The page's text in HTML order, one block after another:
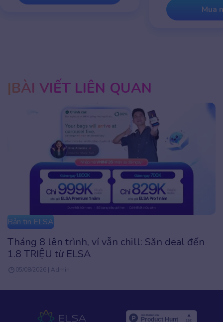
BÀI VIẾT LIÊN QUAN
Bản tin ELSA
Đặc quyền UPGRADE: Premium trọn đời chỉ
2.999K
31/07/2026 | Phuong Anh Vu